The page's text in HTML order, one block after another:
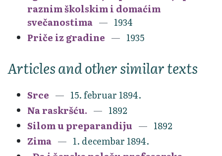
raznim školskim i domaćim
svečanostima
1934
Priče iz gradine
1935
Articles and other similar texts
Srce
15. februar 1894.
Na raskršću.
1892
Silom u preparandiju
1892
Zima
1. decembar 1894.